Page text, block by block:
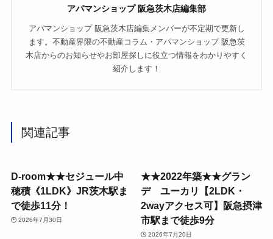
アパマンショップ 阪急茨木店編集部
アパマンショップ 阪急茨木店編集メンバーが不定期で更新し
ます。不動産界隈の不動産コラム・アパマンショップ 阪急茨
木店からのお知らせやお部屋探しに役立つ情報をわかりやすく
紹介します！
関連記事
D-room★★セジュール中
穂積《1LDK》JR茨木駅ま
で徒歩11分！
2026年7月30日
★★2022年築★★グラン
デ ユーカリ【2LDK・
2wayアクセス可】阪急摂津
市駅まで徒歩9分
2026年7月20日